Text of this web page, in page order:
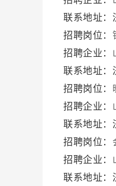
联系地址：
招聘岗位：
招聘企业：
联系地址：
招聘岗位：
招聘企业：
联系地址：
招聘岗位：
招聘企业：
联系地址：